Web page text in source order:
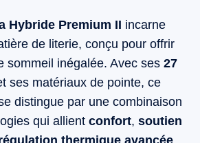
Hybride Premium II incarne
de literie, conçu pour offrir
sommeil inégalée. Avec ses 27
ses matériaux de pointe, ce
distingue par une combinaison
qui allient confort, soutien